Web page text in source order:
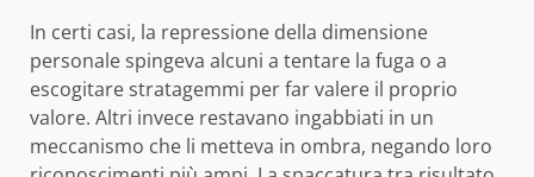
In certi casi, la repressione della dimensione
personale spingeva alcuni a tentare la fuga o a
escogitare stratagemmi per far valere il proprio
valore. Altri invece restavano ingabbiati in un
meccanismo che li metteva in ombra, negando loro